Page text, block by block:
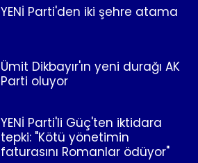
YENİ Parti'den iki şehre atama
Ümit Dikbayır'ın yeni durağı AK
Parti oluyor
YENİ Parti'li Güç'ten iktidara
tepki: "Kötü yönetimin
faturasını Romanlar ödüyor"